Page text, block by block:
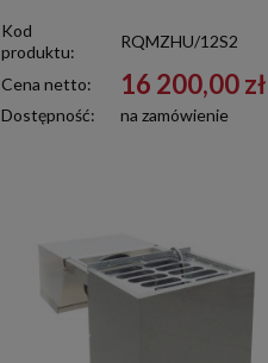
Kod
produktu:
RQMZHU/12S2
Cena netto: 16 200,00 zł
Dostępność: na zamówienie